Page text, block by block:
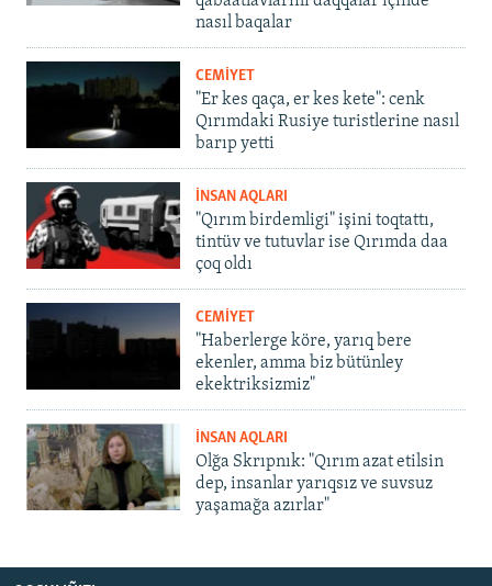
nasıl baqalar
CEMİYET
"Er kes qaça, er kes kete": cenk
Qırımdaki Rusiye turistlerine nasıl
barıp yetti
İNSAN AQLARI
"Qırım birdemligi" işini toqtattı,
tintüv ve tutuvlar ise Qırımda daa
çoq oldı
CEMİYET
"Haberlerge köre, yarıq bere
ekenler, amma biz bütünley
ekektriksizmiz"
İNSAN AQLARI
Olğa Skrıpnık: "Qırım azat etilsin
dep, insanlar yarıqsız ve suvsuz
yaşamağa azırlar"